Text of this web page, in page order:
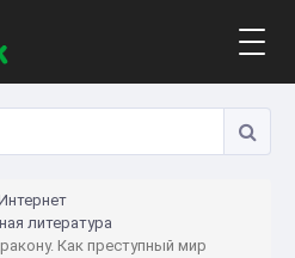
литература
Как преступный мир